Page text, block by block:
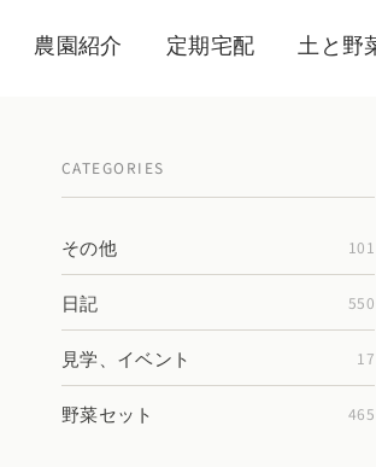
農園紹介 定期宅配 土と野
CATEGORIES
その他 101
日記 550
見学、イベント 17
野菜セット 465